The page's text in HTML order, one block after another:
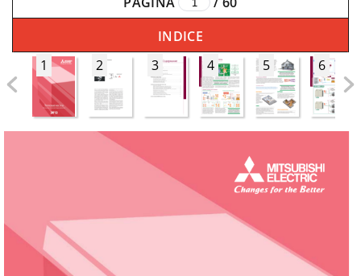
INDICE
1
2 3 4 5 6